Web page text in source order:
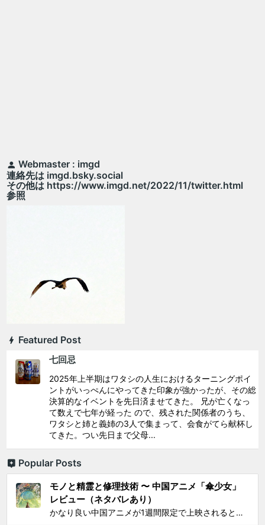
Webmaster : imgd
連絡先は imgd.bsky.social
その他は https://www.imgd.net/2022/11/twitter.html
参照
Featured Post
七回忌
2025年上半期はワタシの人生におけるターニングポイ
ントがいっぺんにやってきた印象が強かったが、その総
決算的なイベントを先日済ませてきた。 兄が亡くなっ
て数えで七年が経った ので、残された関係者のうち、
ワタシと姉と義姉の3人で集まって、会食がてら献杯し
てきた。つい先日まで父母...
Popular Posts
モノと精霊と修理技術 〜 中国アニメ「傘少女」
レビュー（ネタバレあり）
かなり良い中国アニメが1週間限定で上映されるとSNS上で見かけ、それがたまたま通勤圏内の映画館だったし、なにより「 羅小黒戦記 」で食らった衝撃を忘れることはできないので、 映画『傘少女 ー精霊たちの物語ー』 を見てきた。 いかにも中国アニメと思わせるプロローグからタイトルが...